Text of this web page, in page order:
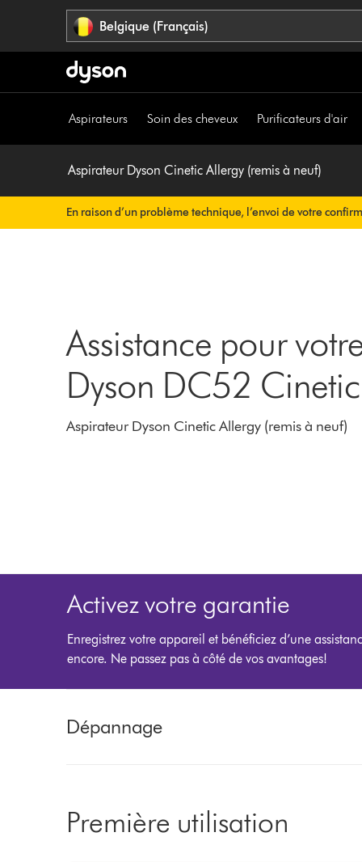
Belgique (Français)
Aspirateurs Soin des cheveux Purificateurs d'air
Aspirateur Dyson Cinetic Allergy (remis à neuf)
En raison d’un problème technique, l’envoi de votre
rien à faire de votre côté. Votre confirmation de commande
Assistance pour
Dyson DC52 Cinetic
Aspirateur Dyson Cinetic Allergy (remis à neuf)
Activez votre garantie
Enregistrez votre appareil et bénéficiez d’une
encore. Ne passez pas à côté de vos avantages!
Dépannage
Première utilisation